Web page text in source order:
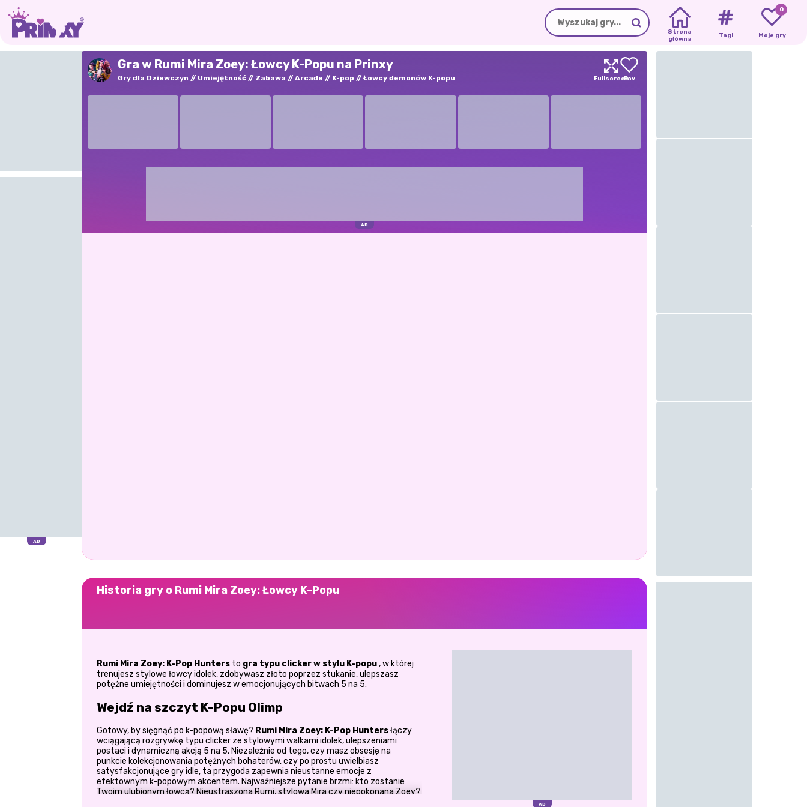
Strona
główna
Tagi
0
Moje gry
Gra w Rumi Mira Zoey: Łowcy K-Popu na Prinxy
Gry dla Dziewczyn Umiejętność Zabawa Arcade K-pop Łowcy demonów K-popu
Historia gry o Rumi Mira Zoey: Łowcy K-Popu
Rumi Mira Zoey: K-Pop Hunters to gra typu clicker w stylu K-popu, w której
trenujesz stylowe łowcy idolek, zdobywasz złoto poprzez stukanie, ulepszasz
potężne umiejętności i dominujesz w emocjonujących bitwach 5 na 5.
Wejdź na szczyt K-Popu Olimp
Gotowy, by sięgnąć po k-popową sławę? Rumi Mira Zoey: K-Pop Huntersłączy
wciągającą rozgrywkę typu clicker ze stylowymi walkami idolek, ulepszeniami
postaci i dynamiczną akcją 5 na 5. Niezależnie od tego, czy masz obsesję na
punkcie kolekcjonowania potężnych bohaterów, czy po prostu uwielbiasz
satysfakcjonujące gry idle, ta przygoda zapewnia nieustanne emocje z
efektownym k-popowym akcentem. Najważniejsze pytanie brzmi: kto zostanie
Twoim ulubionym łowcą? Nieustraszona Rumi, stylowa Mira czy niepokonana Zoey?